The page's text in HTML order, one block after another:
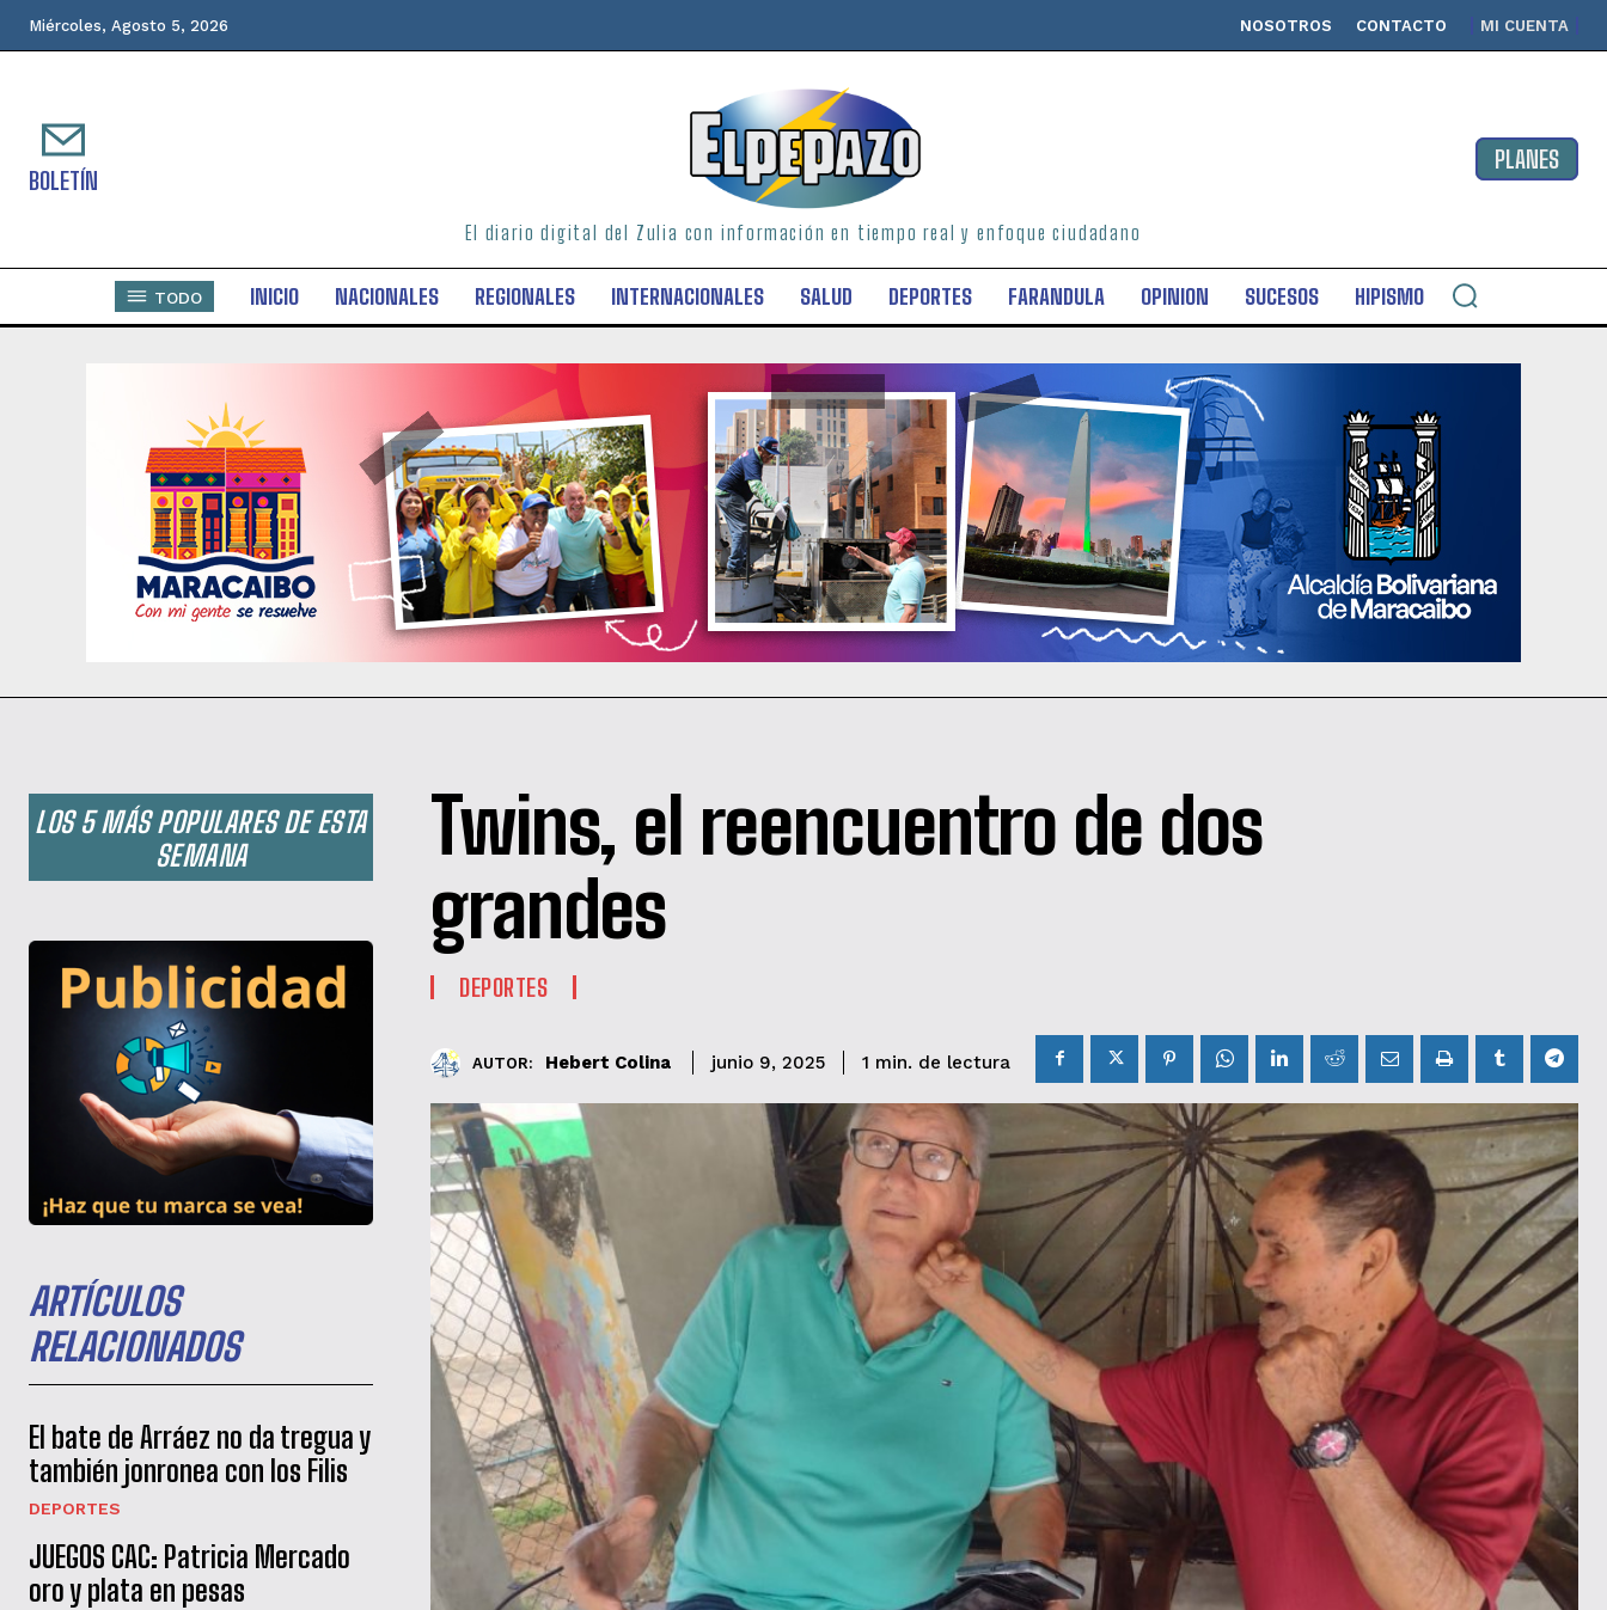
Miércoles, Agosto 5, 2026 NOSOTROS CONTACTO MI CUENTA
BOLETÍN
El diario digital del Zulia con información en tiempo real y enfoque ciudadano
PLANES
TODO INICIO NACIONALES REGIONALES INTERNACIONALES SALUD DEPORTES FARANDULA OPINION SUCESOS HIPISMO
LOS 5 MÁS POPULARES DE ESTA
SEMANA
ARTÍCULOS
RELACIONADOS
El bate de Arráez no da tregua y
también jonronea con los Filis
DEPORTES
JUEGOS CAC: Patricia Mercado
oro y plata en pesas
Twins, el reencuentro de dos
grandes
DEPORTES
AUTOR: Hebert Colina junio 9, 2025 1 min. de lectura